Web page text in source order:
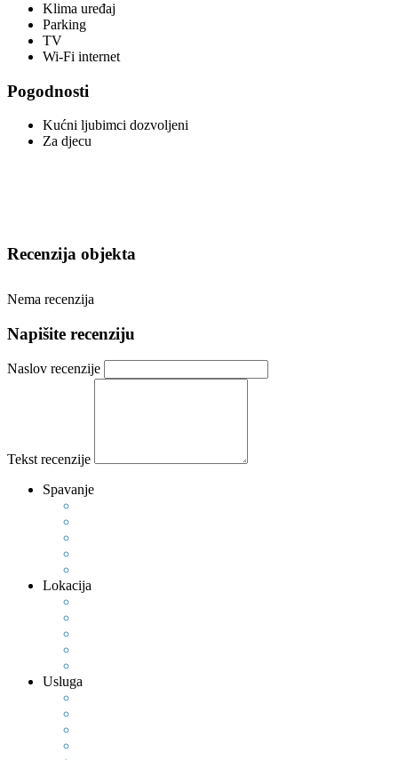
Klima uređaj
Parking
TV
Wi-Fi internet
Pogodnosti
Kućni ljubimci dozvoljeni
Za djecu
Recenzija objekta
Nema recenzija
Napišite recenziju
Naslov recenzije
Tekst recenzije
Spavanje
Lokacija
Usluga